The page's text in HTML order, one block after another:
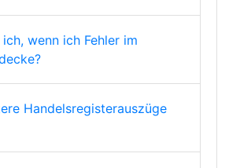
wenn ich Fehler im
Handelsregisterauszüge